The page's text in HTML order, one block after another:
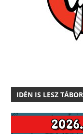
IDÉN IS LESZ